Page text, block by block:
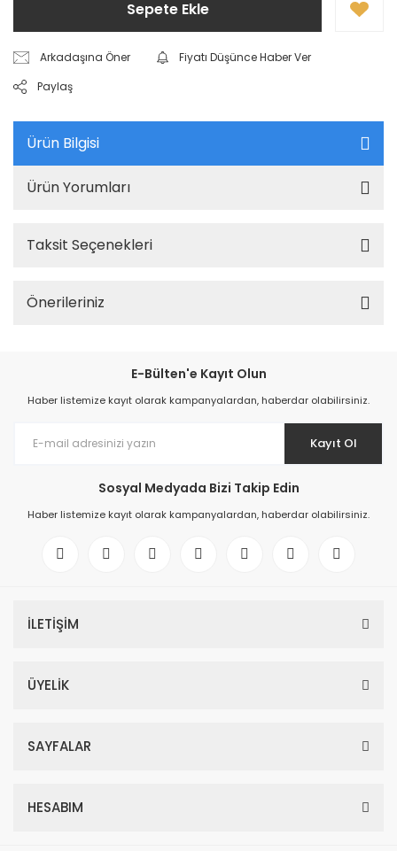
Sepete Ekle
Arkadaşına Öner
Fiyatı Düşünce Haber Ver
Paylaş
Ürün Bilgisi
Ürün Yorumları
Taksit Seçenekleri
Önerileriniz
E-Bülten'e Kayıt Olun
Haber listemize kayıt olarak kampanyalardan, haberdar olabilirsiniz.
Kayıt Ol
Sosyal Medyada Bizi Takip Edin
Haber listemize kayıt olarak kampanyalardan, haberdar olabilirsiniz.
İLETİŞİM
ÜYELİK
SAYFALAR
HESABIM